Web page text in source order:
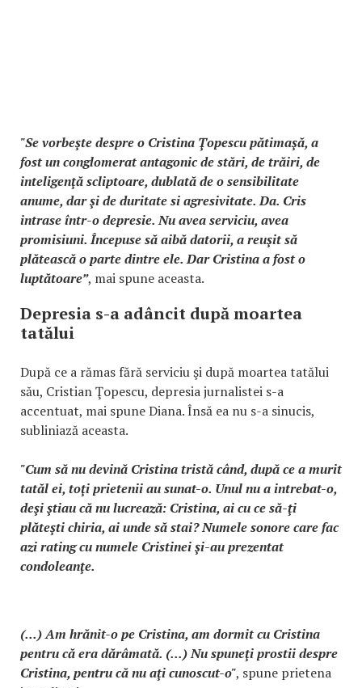
"Se vorbeşte despre o Cristina Ţopescu pătimaşă, a
fost un conglomerat antagonic de stări, de trăiri, de
inteligenţă scliptoare, dublată de o sensibilitate
anume, dar şi de duritate si agresivitate. Da. Cris
intrase într-o depresie. Nu avea serviciu, avea
promisiuni. Începuse să aibă datorii, a reuşit să
plătească o parte dintre ele. Dar Cristina a fost o
luptătoare”, mai spune aceasta.
Depresia s-a adâncit după moartea
tatălui
După ce a rămas fără serviciu şi după moartea tatălui
său, Cristian Ţopescu, depresia jurnalistei s-a
accentuat, mai spune Diana. Însă ea nu s-a sinucis,
subliniază aceasta.
"Cum să nu devină Cristina tristă când, după ce a murit
tatăl ei, toţi prietenii au sunat-o. Unul nu a intrebat-o,
deşi ştiau că nu lucrează: Cristina, ai cu ce să-ţi
plăteşti chiria, ai unde să stai? Numele sonore care fac
azi rating cu numele Cristinei şi-au prezentat
condoleanţe.
(...) Am hrănit-o pe Cristina, am dormit cu Cristina
pentru că era dărâmată. (...) Nu spuneţi prostii despre
Cristina, pentru că nu aţi cunoscut-o", spune prietena